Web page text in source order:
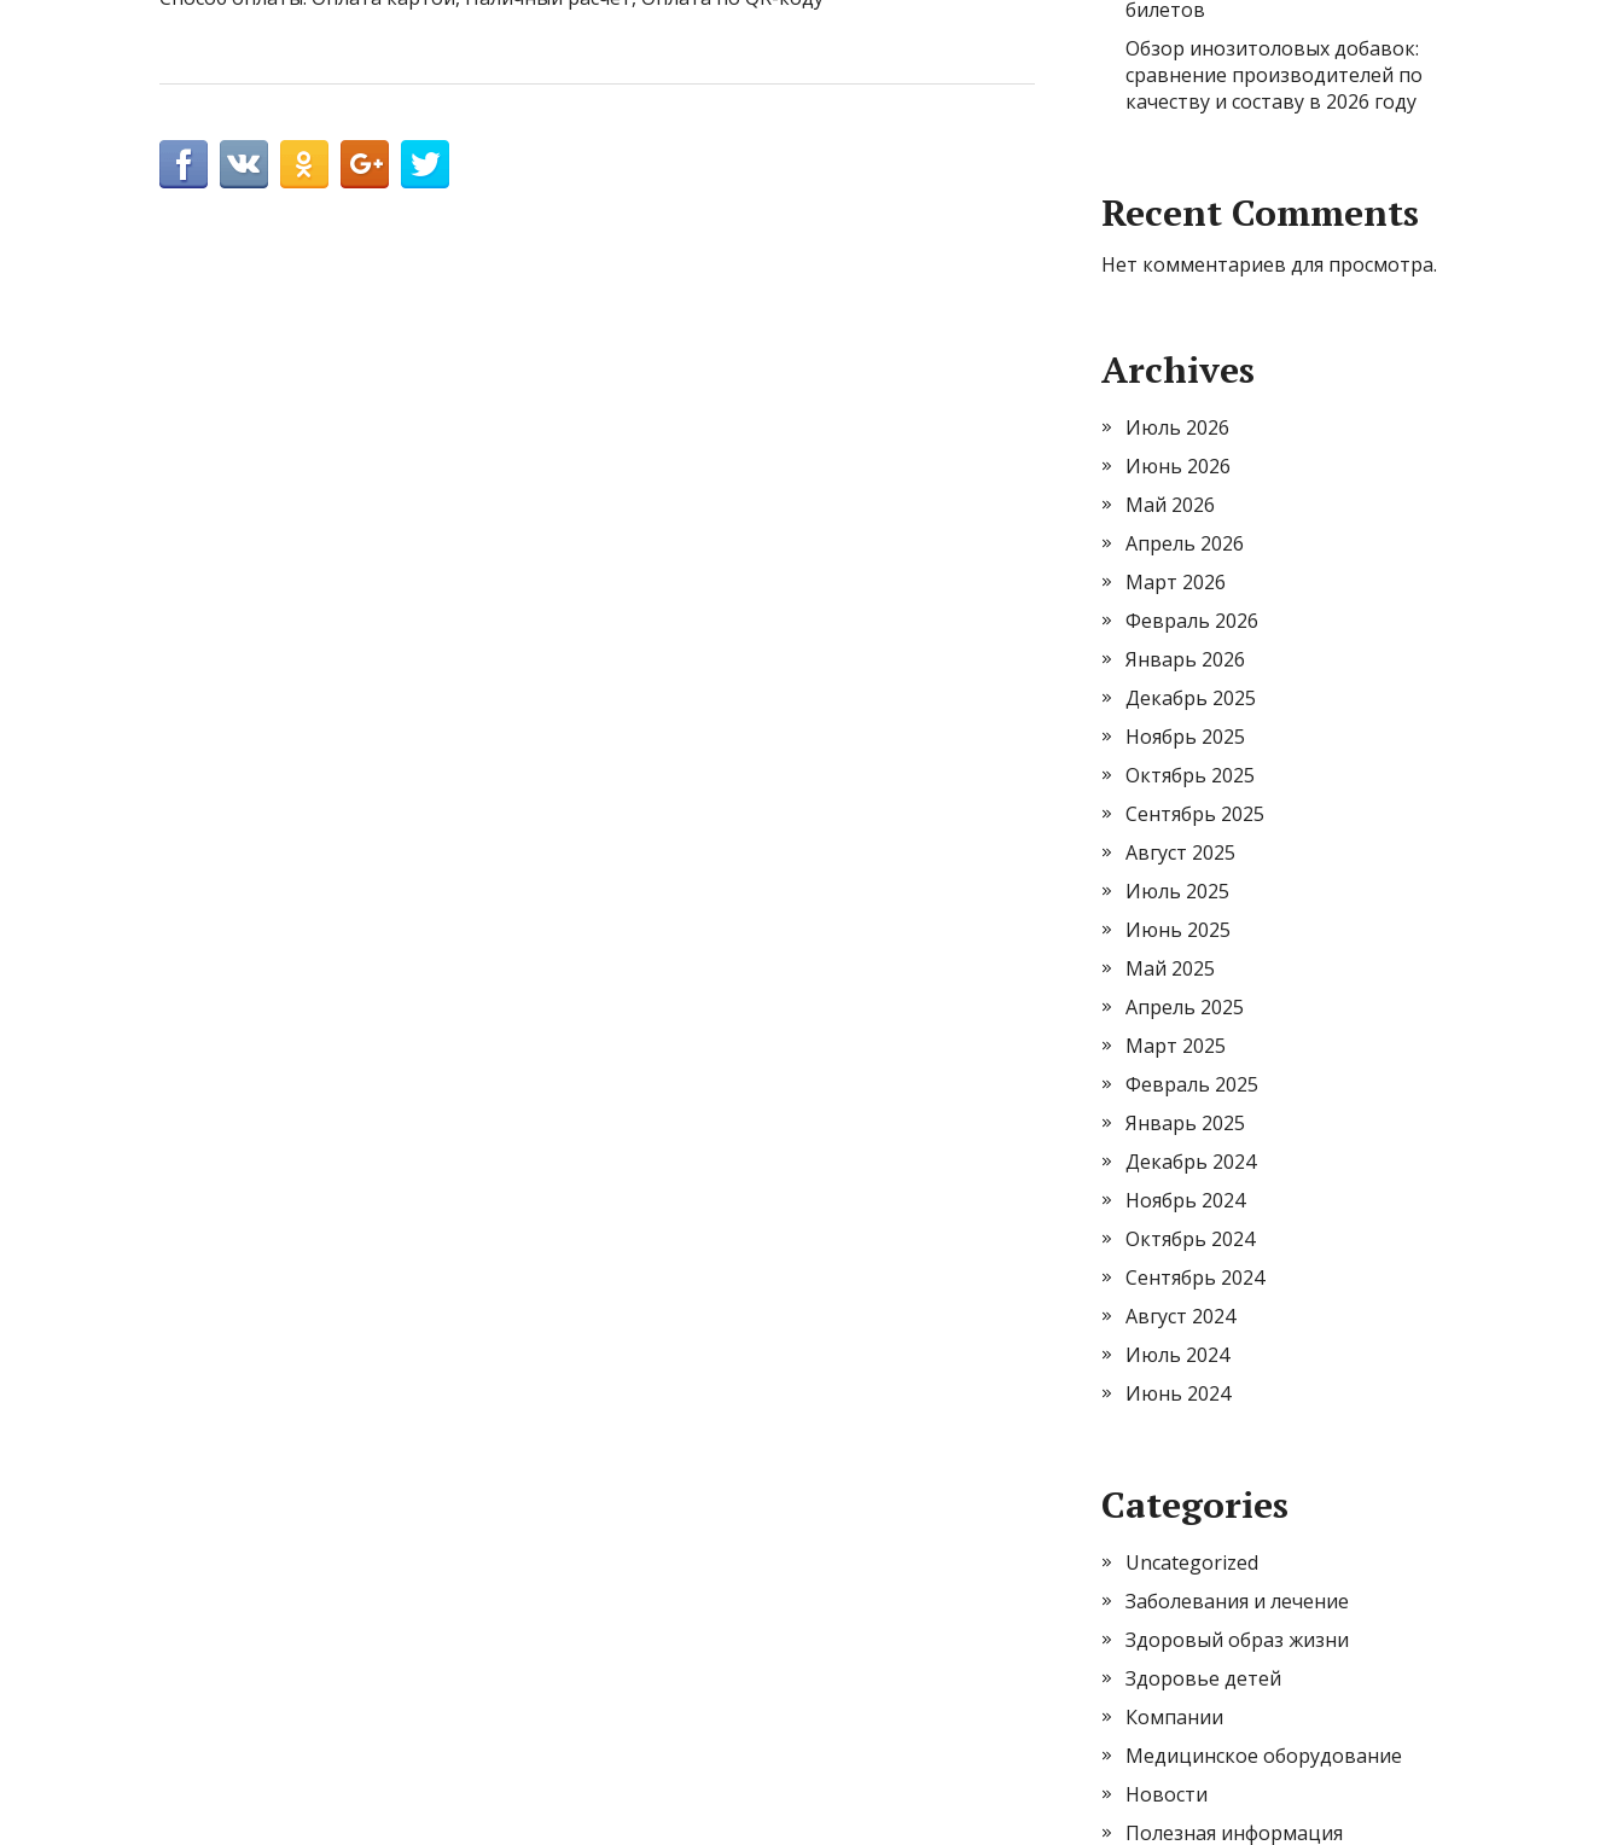
билетов
Обзор инозитоловых добавок:
сравнение производителей по
качеству и составу в 2026 году
Recent Comments
Нет комментариев для просмотра.
Archives
Июль 2026
Июнь 2026
Май 2026
Апрель 2026
Март 2026
Февраль 2026
Январь 2026
Декабрь 2025
Ноябрь 2025
Октябрь 2025
Сентябрь 2025
Август 2025
Июль 2025
Июнь 2025
Май 2025
Апрель 2025
Март 2025
Февраль 2025
Январь 2025
Декабрь 2024
Ноябрь 2024
Октябрь 2024
Сентябрь 2024
Август 2024
Июль 2024
Июнь 2024
Categories
Uncategorized
Заболевания и лечение
Здоровый образ жизни
Здоровье детей
Компании
Медицинское оборудование
Новости
Полезная информация